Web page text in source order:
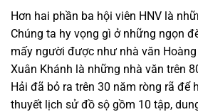
Hơn hai phần ba hội viên HNV là
Chúng ta hy vọng gì ở những ngọn
mấy người được như nhà văn Hoàng
Xuân Khánh là những nhà văn trên
Hải đã bỏ ra trên 30 năm ròng rã để
thuyết lịch sử đồ sộ gồm 10 tập,